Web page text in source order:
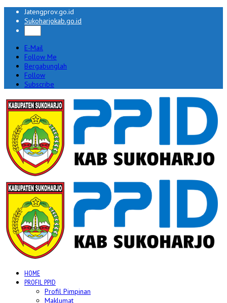
Jatengprov.go.id
Sukoharjokab.go.id
E-Mail
Follow Me
Bergabunglah
Follow
Subscribe
HOME
PROFIL PPID
Profil Pimpinan
Maklumat